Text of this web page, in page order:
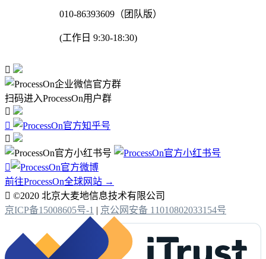
010-86393609（团队版）
(工作日 9:30-18:30)

扫码进入ProcessOn用户群




前往ProcessOn全球网站 →
 ©2020 北京大麦地信息技术有限公司
京ICP备15008605号-1 | 京公网安备 11010802033154号